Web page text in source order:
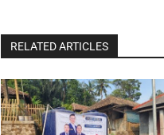
RELATED ARTICLES